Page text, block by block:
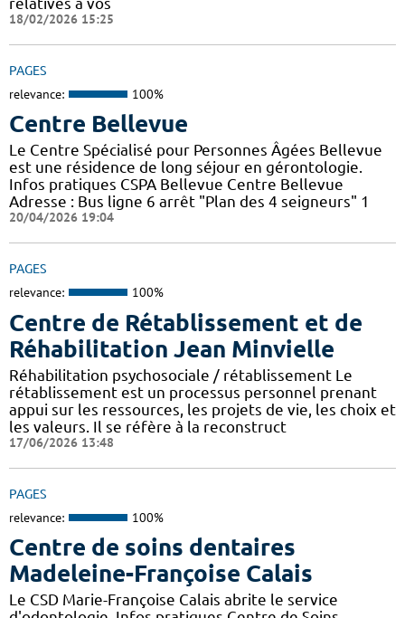
18/02/2026 15:25
PAGES
relevance: 100%
Centre Bellevue
Le Centre Spécialisé pour Personnes Âgées Bellevue
est une résidence de long séjour en gérontologie.
Infos pratiques CSPA Bellevue Centre Bellevue
Adresse : Bus ligne 6 arrêt "Plan des 4 seigneurs" 1
20/04/2026 19:04
PAGES
relevance: 100%
Centre de Rétablissement et de
Réhabilitation Jean Minvielle
Réhabilitation psychosociale / rétablissement Le
rétablissement est un processus personnel prenant
appui sur les ressources, les projets de vie, les choix et
les valeurs. Il se réfère à la reconstruct
17/06/2026 13:48
PAGES
relevance: 100%
Centre de soins dentaires
Madeleine-Françoise Calais
Le CSD Marie-Françoise Calais abrite le service